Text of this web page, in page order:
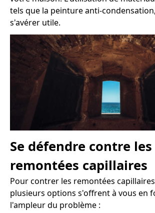
tels que la peinture anti-
s'avérer utile.
Se défendre contre les
remontées capillaires
Pour contrer les remontées
plusieurs options s'offrent à vous en
l'ampleur du problème :